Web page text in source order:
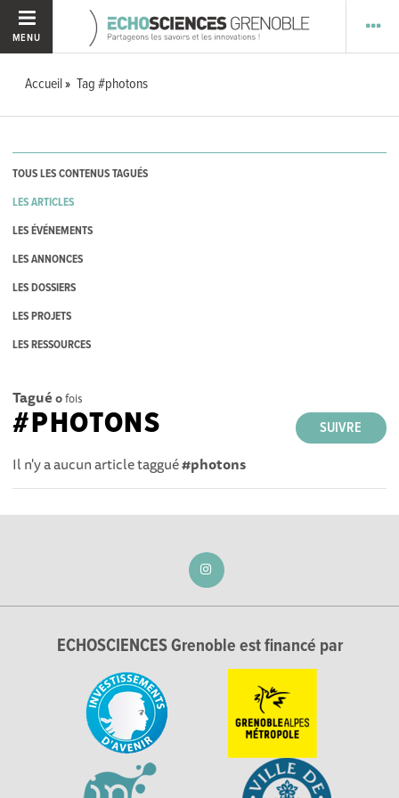
MENU
Accueil Tag #photons
TOUS LES CONTENUS TAGUÉS
LES ARTICLES
LES ÉVÉNEMENTS
LES ANNONCES
LES DOSSIERS
LES PROJETS
LES RESSOURCES
Tagué 0fois
SUIVRE
#PHOTONS
Il n'y a aucun article taggué#photons
ECHOSCIENCES Grenoble est financé par